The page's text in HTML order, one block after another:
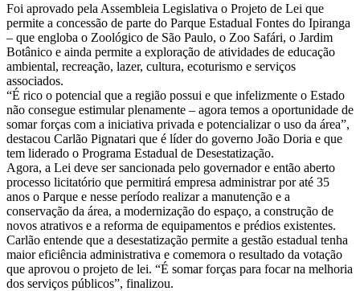
Foi aprovado pela Assembleia Legislativa o Projeto de Lei que
permite a concessão de parte do Parque Estadual Fontes do Ipiranga
– que engloba o Zoológico de São Paulo, o Zoo Safári, o Jardim
Botânico e ainda permite a exploração de atividades de educação
ambiental, recreação, lazer, cultura, ecoturismo e serviços
associados.
“É rico o potencial que a região possui e que infelizmente o Estado
não consegue estimular plenamente – agora temos a oportunidade de
somar forças com a iniciativa privada e potencializar o uso da área”,
destacou Carlão Pignatari que é líder do governo João Doria e que
tem liderado o Programa Estadual de Desestatização.
Agora, a Lei deve ser sancionada pelo governador e então aberto
processo licitatório que permitirá empresa administrar por até 35
anos o Parque e nesse período realizar a manutenção e a
conservação da área, a modernização do espaço, a construção de
novos atrativos e a reforma de equipamentos e prédios existentes.
Carlão entende que a desestatização permite a gestão estadual tenha
maior eficiência administrativa e comemora o resultado da votação
que aprovou o projeto de lei. “É somar forças para focar na melhoria
dos serviços públicos”, finalizou.